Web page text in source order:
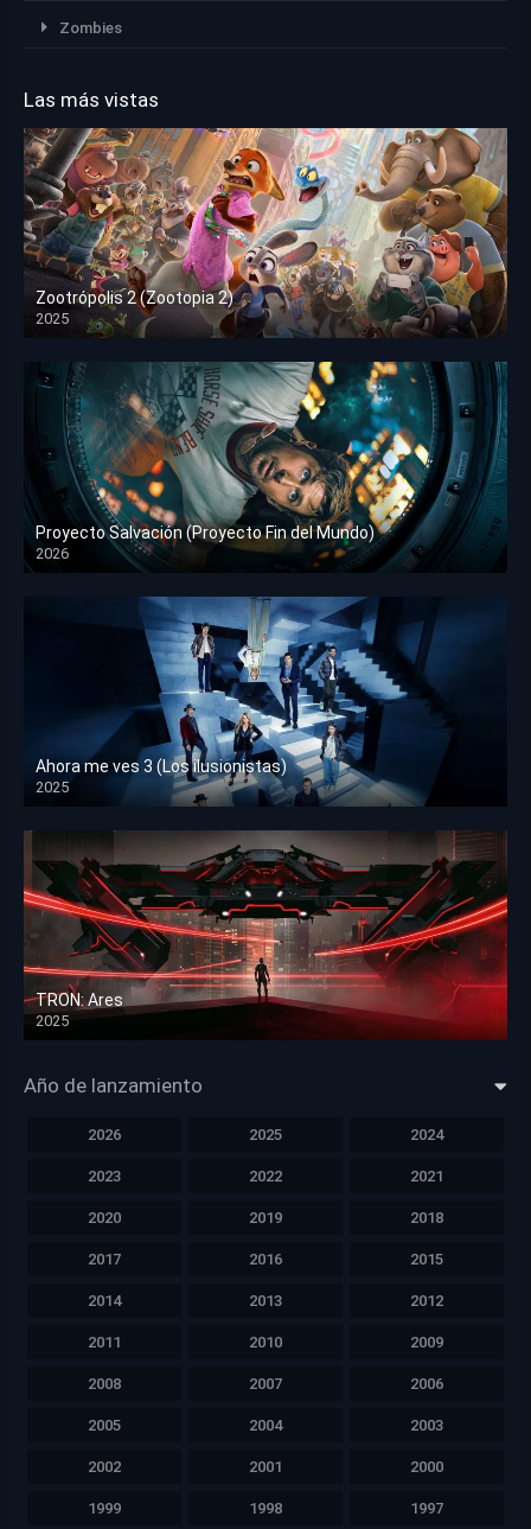
Zombies
Las más vistas
Zootrópolis 2 (Zootopia 2)
2025
HD 1080p
Proyecto Salvación (Proyecto Fin del Mundo)
2026
HD 1080p
Ahora me ves 3 (Los ilusionistas)
2025
HD 1080p
TRON: Ares
2025
HD 1080p
Año de lanzamiento
2026 2025 2024
2023 2022 2021
2020 2019 2018
2017 2016 2015
2014 2013 2012
2011 2010 2009
2008 2007 2006
2005 2004 2003
2002 2001 2000
1999 1998 1997